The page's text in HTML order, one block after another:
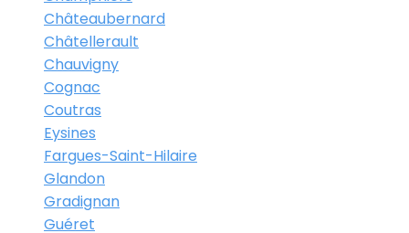
Châteaubernard
Châtellerault
Chauvigny
Cognac
Coutras
Eysines
Fargues-Saint-Hilaire
Glandon
Gradignan
Guéret